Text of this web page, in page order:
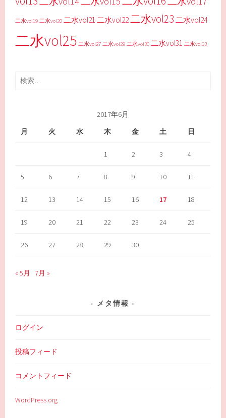
二水vol19 二水vol20 二水vol21 二水vol22二水vol23 二水vol24
二水vol25 二水vol27 二水vol29 二水vol30 二水vol31 二水vol33
検
2017年6月
月
火 水 木 金 土 日
1 2 3 4
5 6 7 8 9 10 11
12 13 14 15 16 17 18
19 20 21 22 23 24 25
26 27 28 29 30
« 5月 7月 »
メタ情報
ログイン
投稿フィード
コメントフィード
WordPress.org